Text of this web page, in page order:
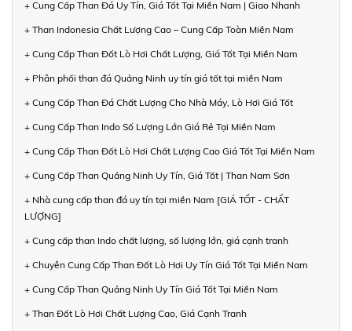
+ Cung Cấp Than Đá Uy Tín, Giá Tốt Tại Miền Nam | Giao Nhanh
+ Than Indonesia Chất Lượng Cao – Cung Cấp Toàn Miền Nam
+ Cung Cấp Than Đốt Lò Hơi Chất Lượng, Giá Tốt Tại Miền Nam
+ Phân phối than đá Quảng Ninh uy tín giá tốt tại miền Nam
+ Cung Cấp Than Đá Chất Lượng Cho Nhà Máy, Lò Hơi Giá Tốt
+ Cung Cấp Than Indo Số Lượng Lớn Giá Rẻ Tại Miền Nam
+ Cung Cấp Than Đốt Lò Hơi Chất Lượng Cao Giá Tốt Tại Miền Nam
+ Cung Cấp Than Quảng Ninh Uy Tín, Giá Tốt | Than Nam Sơn
+ Nhà cung cấp than đá uy tín tại miền Nam [GIÁ TỐT - CHẤT
LƯỢNG]
+ Cung cấp than Indo chất lượng, số lượng lớn, giá cạnh tranh
+ Chuyên Cung Cấp Than Đốt Lò Hơi Uy Tín Giá Tốt Tại Miền Nam
+ Cung Cấp Than Quảng Ninh Uy Tín Giá Tốt Tại Miền Nam
+ Than Đốt Lò Hơi Chất Lượng Cao, Giá Cạnh Tranh